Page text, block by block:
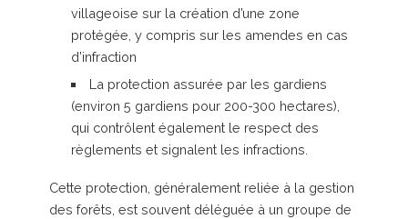
villageoise sur la création d’une zone
protégée, y compris sur les amendes en cas
d’infraction
La protection assurée par les gardiens
(environ 5 gardiens pour 200-300 hectares),
qui contrôlent également le respect des
règlements et signalent les infractions.
Cette protection, généralement reliée à la gestion
des forêts, est souvent déléguée à un groupe de